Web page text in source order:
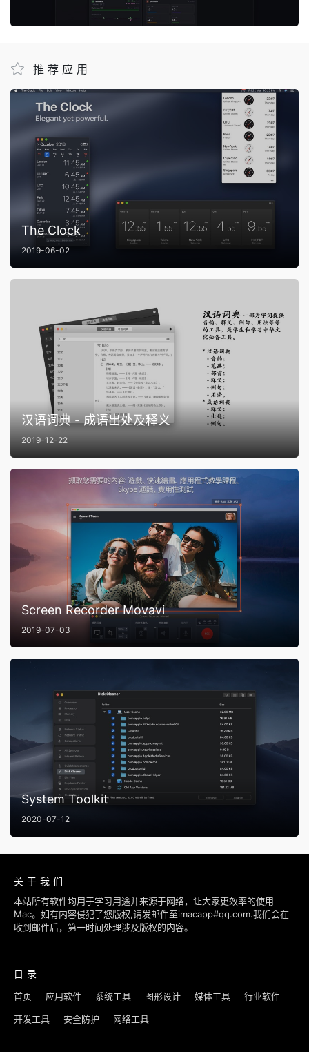
推荐应用
The Clock
2019-06-02
汉语词典 - 成语出处及释义
2019-12-22
Screen Recorder Movavi
2019-07-03
System Toolkit
2020-07-12
关于我们
本站所有软件均用于学习用途并来源于网络，让大家更效率的使用
Mac。如有内容侵犯了您版权,请发邮件至imacapp#qq.com.我们会在
收到邮件后，第一时间处理涉及版权的内容。
目录
首页 应用软件 系统工具 图形设计 媒体工具 行业软件
开发工具 安全防护 网络工具